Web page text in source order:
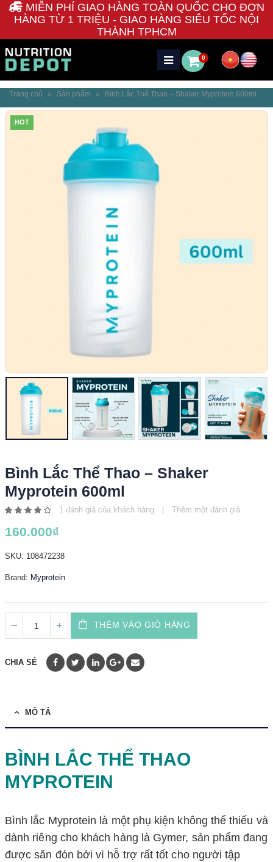
MIỄN PHÍ GIAO HÀNG TOÀN QUỐC CHO ĐƠN
HÀNG TỪ 1 TRIỆU - GIAO HÀNG SIÊU TỐC NỘI
THÀNH TPHCM
0
Trang chủ » Sản phẩm » Bình Lắc Thể Thao – Shaker Myprotein 600ml
HOT
Bình Lắc Thể Thao – Shaker
Myprotein 600ml
out
of 5
1 đánh giá của khách hàng | Thêm một đánh giá
160.000₫
SKU: 108472238
Brand: Myprotein
THÊM VÀO GIỎ HÀNG
CHIA SẺ
MÔ TẢ
BÌNH LẮC THỂ THAO
MYPROTEIN
Bình lắc Myprotein là một phụ kiện không thể thiếu và
dành riêng cho khách hàng là Gymer, sản phẩm đang
được săn đón bởi vì hỗ trợ rất tốt cho người tập